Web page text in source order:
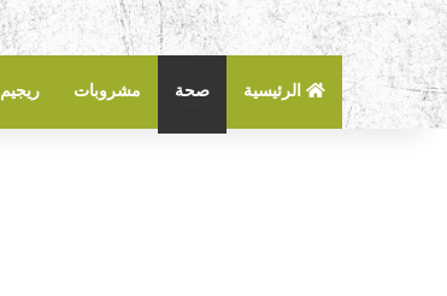
الرئيسية صحة مشروبات ريجيم